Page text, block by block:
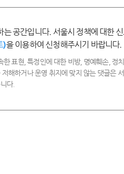
공간입니다. 서울시 정책에 대한 신
)을 이용하여 신청해주시기 바랍니다.
한 표현, 특정인에 대한 비방, 명예훼손, 정
해하거나 운영 취지에 맞지 않는 댓글은
다.